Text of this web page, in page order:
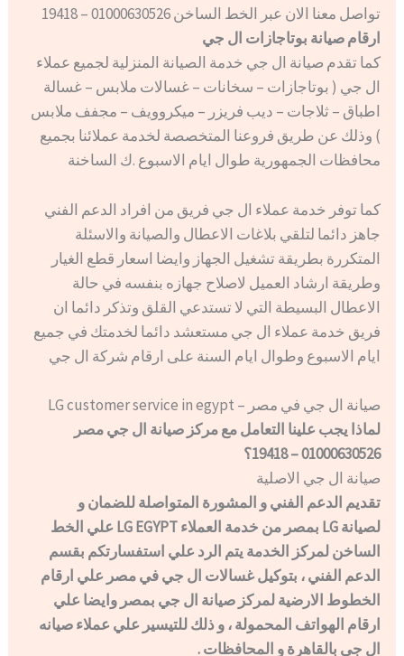
تواصل معنا الان عبر الخط الساخن 01000630526 – 19418
ارقام صيانة بوتاجازات ال جي
كما تقدم صيانة ال جي خدمة الصيانة المنزلية لجميع عملاء
ال جي ( بوتاجازات – سخانات – غسالات ملابس – غسالة
اطباق – ثلاجات – ديب فريزر – ميكروويف – مجفف ملابس
) وذلك عن طريق فروعنا المتخصصة لخدمة عملائنا بجميع
محافظات الجمهورية طوال ايام الاسبوع .ك الساخنة
كما توفر خدمة عملاء ال جي فريق من افراد الدعم الفني
جاهز دائما لتلقي بلاغات الاعطال والصيانة والاسئلة
المتكررة بطريقة تشغيل الجهاز وايضا اسعار قطع الغيار
وطريقة ارشاد العميل لاصلاح جهازه بنفسه في حالة
الاعطال البسيطة التي لا تستدعي القلق وتذكر دائما ان
فريق خدمة عملاء ال جي مستعشد دائما لخدمتك في جميع
ايام الاسبوع وطوال ايام السنة على ارقام شركة ال جي
صيانة ال جي في مصر – LG customer service in egypt
لماذا يجب علينا التعامل مع مركز صيانة ال جي مصر
01000630526 – 19418؟
صيانة ال جي الاصلية
تقديم الدعم الفني و المشورة المتواصلة للضمان و
لصيانة LG بمصر من خدمة العملاء LG EGYPT علي الخط
الساخن لمركز الخدمة يتم الرد علي استفسارتكم بقسم
الدعم الفني ، بتوكيل غسالات ال جي في مصر علي ارقام
الخطوط الارضية لمركز صيانة ال جي بمصر وايضا علي
ارقام الهواتف المحمولة ، و ذلك للتيسير علي عملاء صيانه
ال جي بالقاهرة و المحافظات .